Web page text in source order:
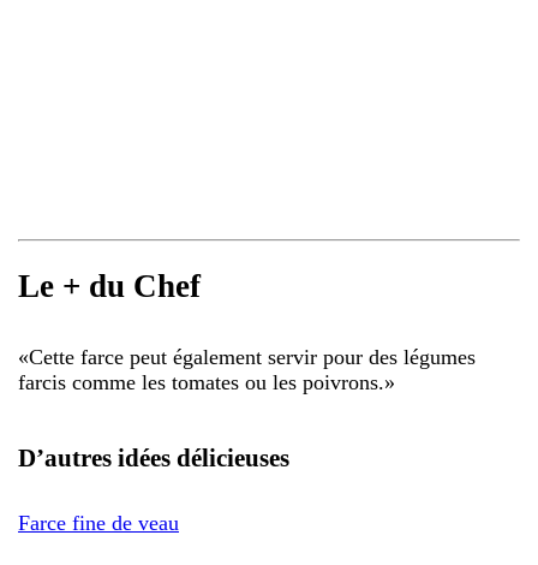
Le + du Chef
«Cette farce peut également servir pour des légumes
farcis comme les tomates ou les poivrons.»
D’autres idées délicieuses
Farce fine de veau